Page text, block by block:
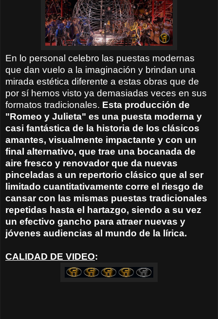
En lo personal celebro las puestas modernas
que dan vuelo a la imaginación y brindan una
mirada estética diferente a estas obras que de
por sí hemos visto ya demasiadas veces en sus
formatos tradicionales. Esta producción de
"Romeo y Julieta" es una puesta moderna y
casi fantástica de la historia de los clásicos
amantes, visualmente impactante y con un
final alternativo, que trae una bocanada de
aire fresco y renovador que da nuevas
pinceladas a un repertorio clásico que al ser
limitado cuantitativamente corre el riesgo de
cansar con las mismas puestas tradicionales
repetidas hasta el hartazgo, siendo a su vez
un efectivo gancho para atraer nuevas y
jóvenes audiencias al mundo de la lírica.
CALIDAD DE VIDEO: